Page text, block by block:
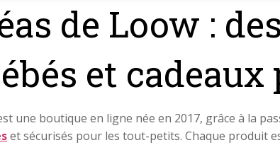
de Loow :
et
une boutique en ligne née en 2017, grâce à la
et sécurisés pour les tout-petits. Chaque produit